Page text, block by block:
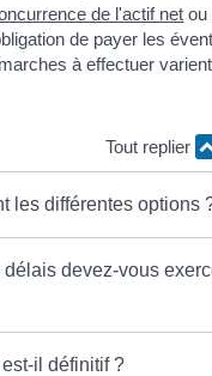
de l'actif net ou
de payer les
à effectuer
Tout replier
les différentes options
délais devez-vous
il définitif ?